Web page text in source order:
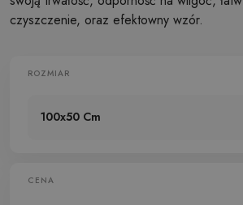
czyszczenie, oraz efektowny wzór.
ROZMIAR
100x50 Cm
CENA